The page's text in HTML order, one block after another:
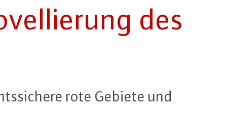
des
rote Gebiete und